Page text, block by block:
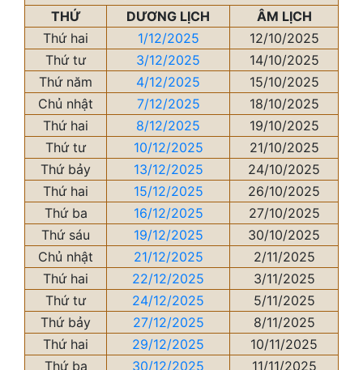
THỨ
DƯƠNG LỊCH
ÂM LỊCH
Thứ hai
1/12/2025
12/10/2025
Thứ tư
3/12/2025
14/10/2025
Thứ năm
4/12/2025
15/10/2025
Chủ nhật
7/12/2025
18/10/2025
Thứ hai
8/12/2025
19/10/2025
Thứ tư
10/12/2025
21/10/2025
Thứ bảy
13/12/2025
24/10/2025
Thứ hai
15/12/2025
26/10/2025
Thứ ba
16/12/2025
27/10/2025
Thứ sáu
19/12/2025
30/10/2025
Chủ nhật
21/12/2025
2/11/2025
Thứ hai
22/12/2025
3/11/2025
Thứ tư
24/12/2025
5/11/2025
Thứ bảy
27/12/2025
8/11/2025
Thứ hai
29/12/2025
10/11/2025
Thứ ba
30/12/2025 11/11/2025